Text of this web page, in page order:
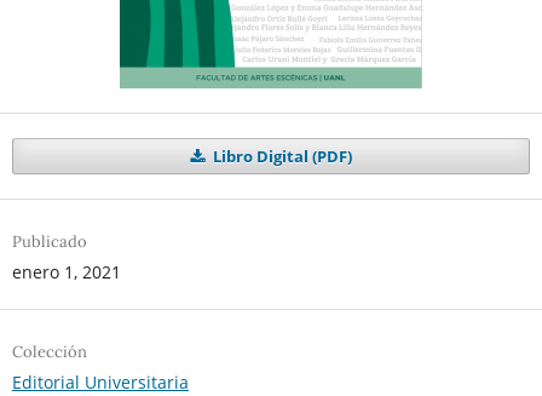
Libro Digital (PDF)
Publicado
enero 1, 2021
Colección
Editorial Universitaria